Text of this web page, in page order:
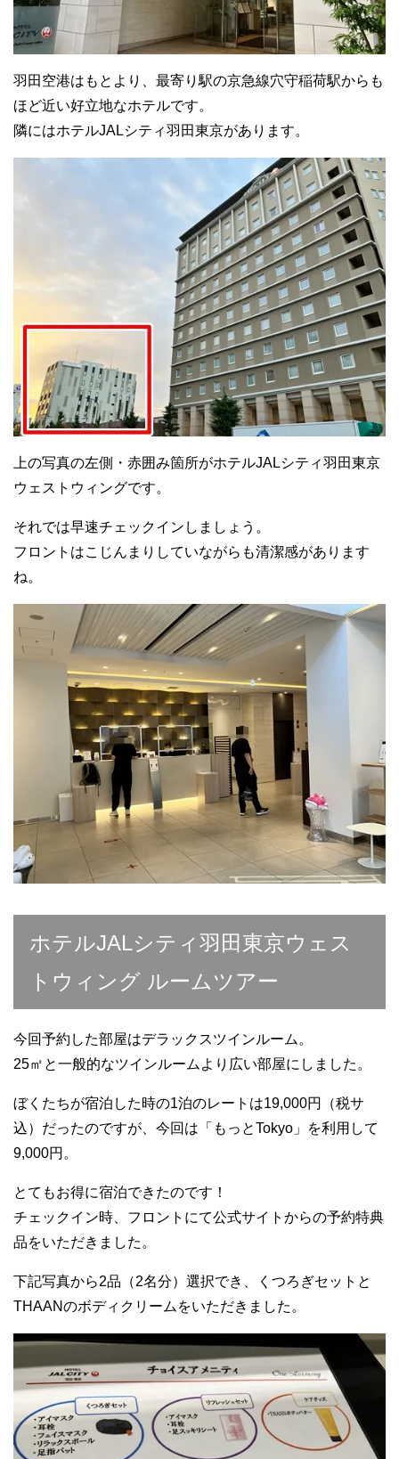
羽田空港はもとより、最寄り駅の京急線穴守稲荷駅からも
ほど近い好立地なホテルです。
隣にはホテルJALシティ羽田東京があります。
上の写真の左側・赤囲み箇所がホテルJALシティ羽田東京
ウェストウィングです。
それでは早速チェックインしましょう。
フロントはこじんまりしていながらも清潔感があります
ね。
ホテルJALシティ羽田東京ウェス
トウィング ルームツアー
今回予約した部屋はデラックスツインルーム。
25㎡と一般的なツインルームより広い部屋にしました。
ぼくたちが宿泊した時の1泊のレートは19,000円（税サ
込）だったのですが、今回は「もっとTokyo」を利用して
9,000円。
とてもお得に宿泊できたのです！
チェックイン時、フロントにて公式サイトからの予約特典
品をいただきました。
下記写真から2品（2名分）選択でき、くつろぎセットと
THAANのボディクリームをいただきました。